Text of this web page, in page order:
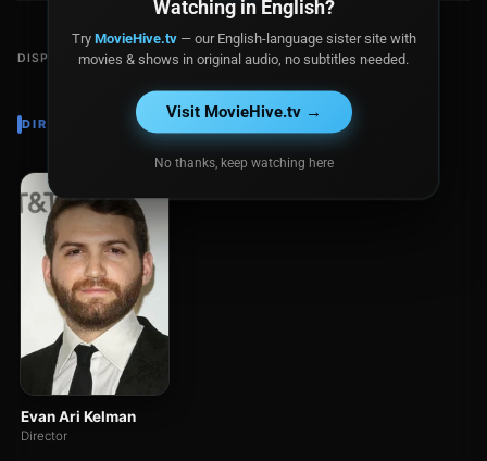
DISPONIBLE EN
DIRECTOR
Evan Ari Kelman
Director
Watching in English?
Try MovieHive.tv— our English-language sister site with
movies & shows in original audio, no subtitles needed.
Visit MovieHive.tv →
No thanks, keep watching here